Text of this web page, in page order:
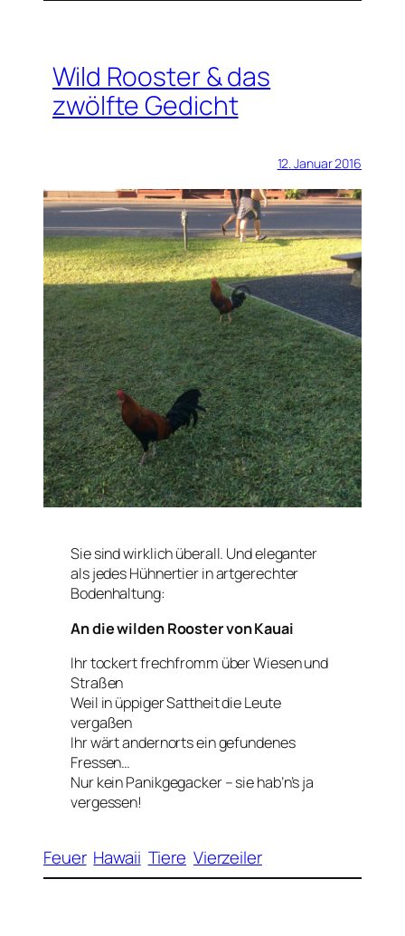
Wild Rooster & das
zwölfte Gedicht
12. Januar 2016
Sie sind wirklich überall. Und eleganter
als jedes Hühnertier in artgerechter
Bodenhaltung:
An die wilden Rooster von Kauai
Ihr tockert frechfromm über Wiesen und
Straßen
Weil in üppiger Sattheit die Leute
vergaßen
Ihr wärt andernorts ein gefundenes
Fressen…
Nur kein Panikgegacker – sie hab’n’s ja
vergessen!
Feuer Hawaii Tiere Vierzeiler